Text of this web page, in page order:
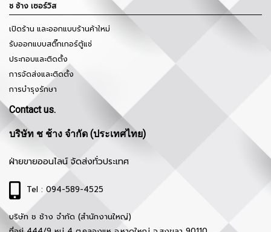
ช ช้าง เซอร์วิส
เปิดร้าน และออกแบบร้านค้าใหม่
รับออกแบบสติ๊กเกอร์ตู้แช่
ประกอบและติดตั้ง
การจัดส่งและติดตั้ง
การบำรุงรักษา
Contact us.
บริษัท ช ช้าง จำกัด (ประเทศไทย)
ฝ่ายขายออนไลน์ จัดส่งทั่วประเทศ
Tel : 094-589-4525
บริษัท ช ช้าง จำกัด (สำนักงานใหญ่)